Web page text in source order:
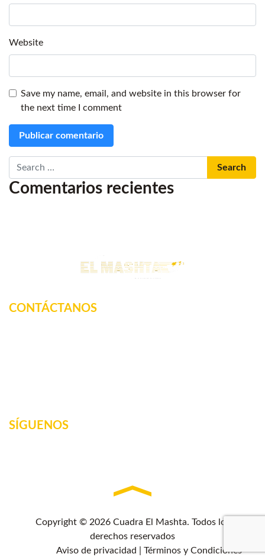
Website
Save my name, email, and website in this browser for
the next time I comment
Search
Comentarios recientes
CONTÁCTANOS
SÍGUENOS
Copyright © 2026 Cuadra El Mashta. Todos los
derechos reservados
Aviso de privacidad
Términos y Condiciones